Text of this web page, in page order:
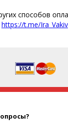
способов
https://t.me/Ira_Vakiv